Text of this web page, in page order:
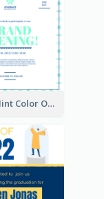
Simple Mint Color Opening Day Invitation Card Idea